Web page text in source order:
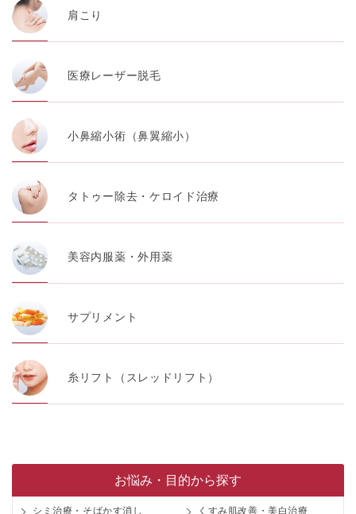
肩こり
医療レーザー脱毛
小鼻縮小術（鼻翼縮小）
タトゥー除去・ケロイド治療
美容内服薬・外用薬
サプリメント
糸リフト（スレッドリフト）
お悩み・目的から探す
シミ治療・そばかす消し くすみ肌改善・美白治療